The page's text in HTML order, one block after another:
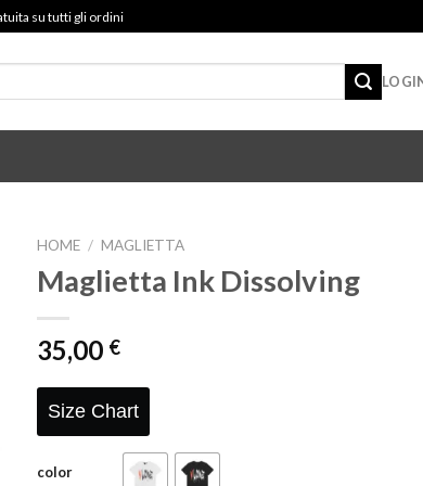
su tutti gli ordini
HOME / MAGLIETTA
Maglietta Ink Dissolving
35,00 €
Size Chart
color